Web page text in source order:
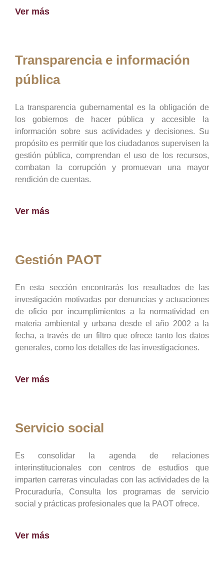
Ver más
Transparencia e información
pública
La transparencia gubernamental es la obligación de
los gobiernos de hacer pública y accesible la
información sobre sus actividades y decisiones. Su
propósito es permitir que los ciudadanos supervisen la
gestión pública, comprendan el uso de los recursos,
combatan la corrupción y promuevan una mayor
rendición de cuentas.
Ver más
Gestión PAOT
En esta sección encontrarás los resultados de las
investigación motivadas por denuncias y actuaciones
de oficio por incumplimientos a la normatividad en
materia ambiental y urbana desde el año 2002 a la
fecha, a través de un filtro que ofrece tanto los datos
generales, como los detalles de las investigaciones.
Ver más
Servicio social
Es consolidar la agenda de relaciones
interinstitucionales con centros de estudios que
imparten carreras vinculadas con las actividades de la
Procuraduría, Consulta los programas de servicio
social y prácticas profesionales que la PAOT ofrece.
Ver más